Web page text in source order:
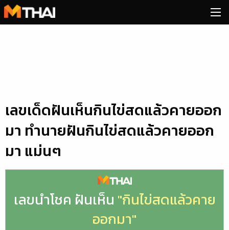
Skip
to
เลขเด็ดฝันเห็นกินไข่สดแล้วคายออก
มา ทำนายฝันกินไข่สดแล้วคายออก
มา แม่นๆ
เลขนำโชค ฝันเห็น "กินไข่สดแล้วคาย
ออกมา"